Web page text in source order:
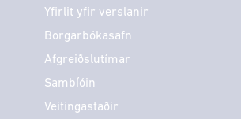
Yfirlit yfir verslanir
Borgarbókasafn
Afgreiðslutímar
Sambíóin
Veitingastaðir